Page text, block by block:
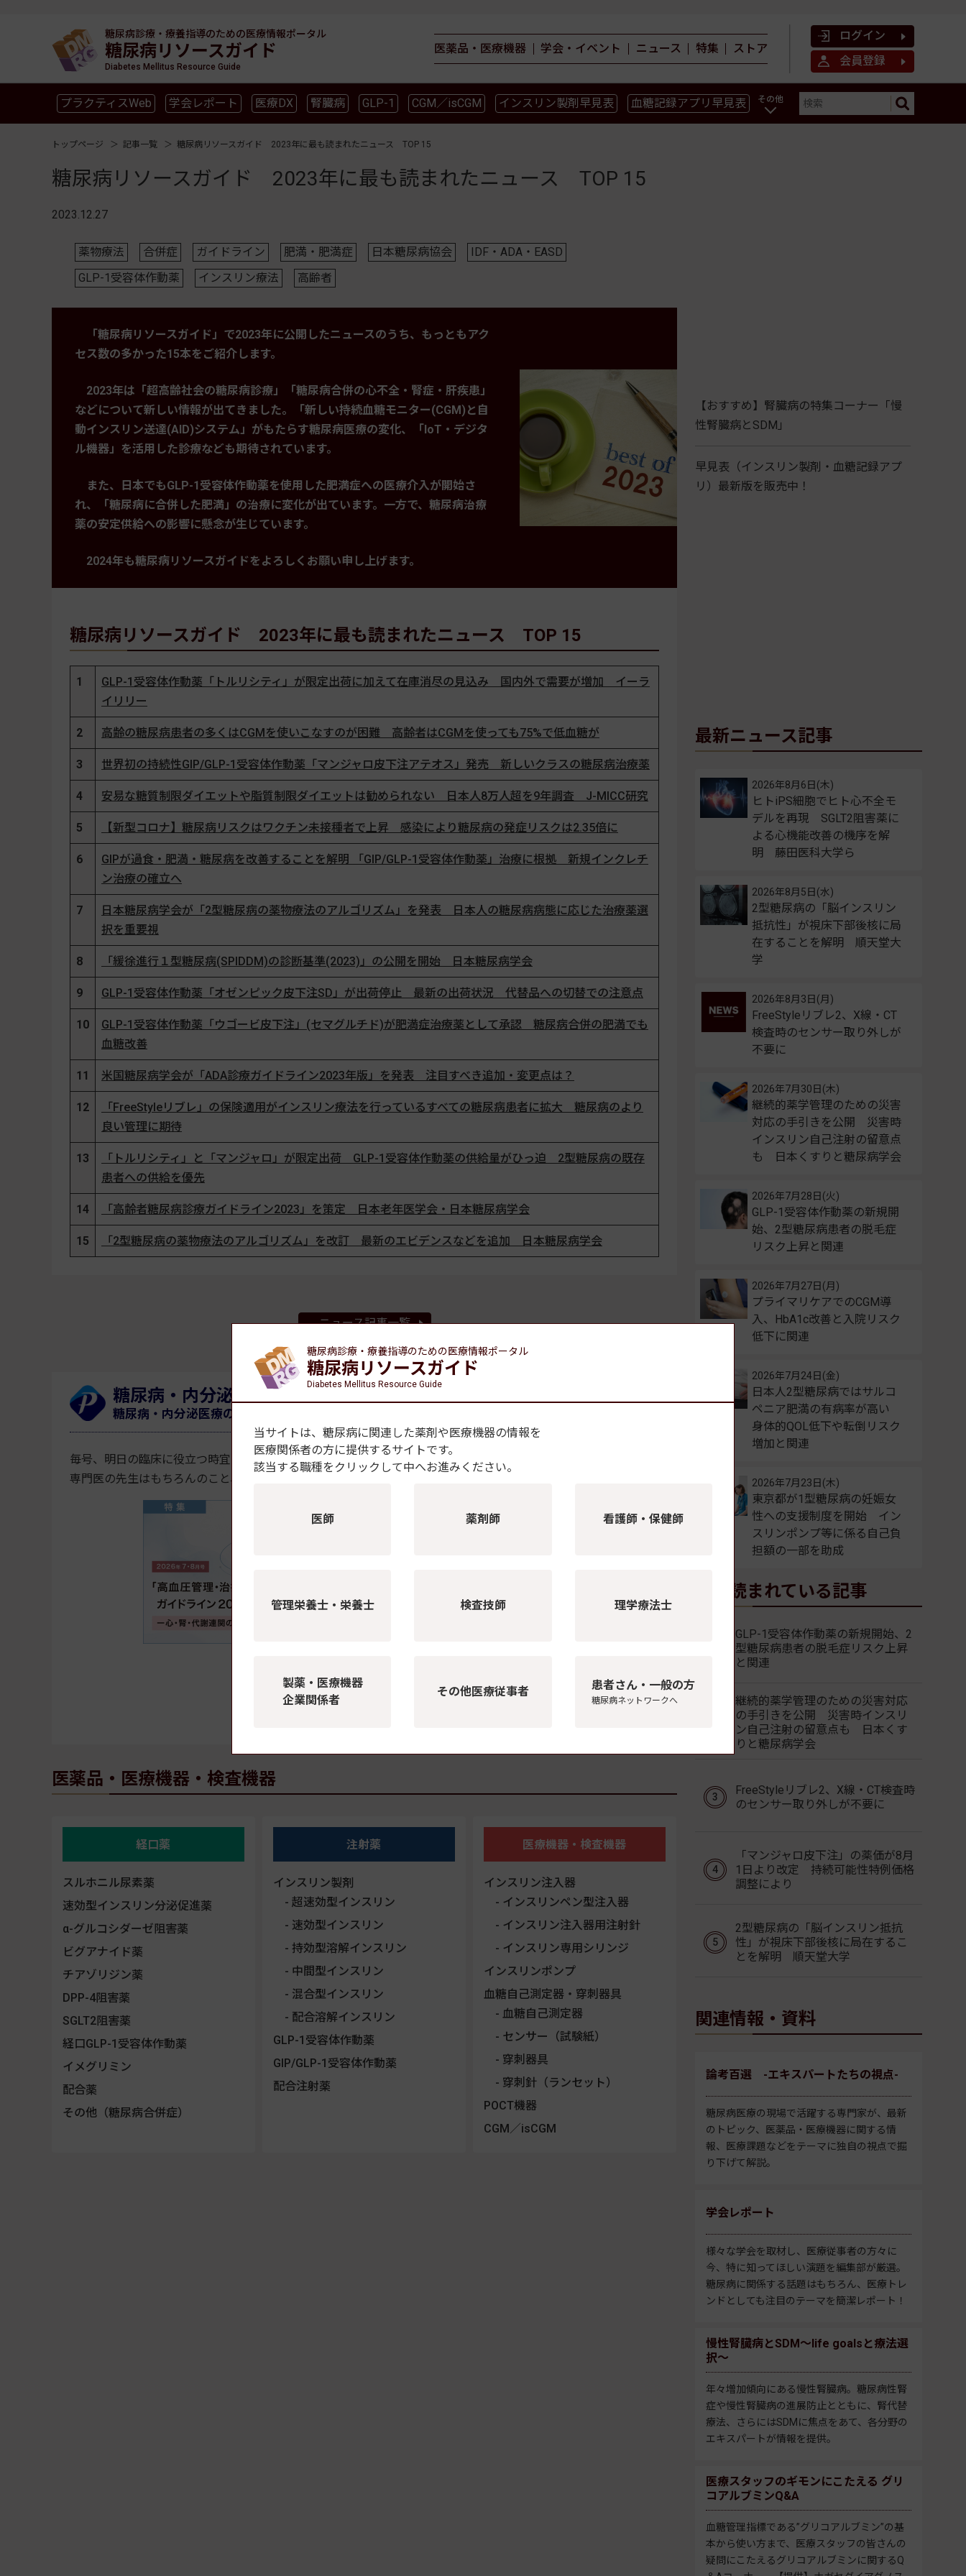
糖尿病診療・療養指導のための医療情報ポータル
糖尿病リソースガイド
Diabetes Mellitus Resource Guide
医薬品・医療機器 学会・イベント ニュース 特集 ストア
ログイン
会員登録
プラクティスWeb 学会レポート 医療DX 腎臓病 GLP-1 CGM／isCGM インスリン製剤早見表 血糖記録アプリ早見表 その他
トップページ 記事一覧 糖尿病リソースガイド 2023年に最も読まれたニュース TOP 15
糖尿病リソースガイド 2023年に最も読まれたニュース TOP 15
2023.12.27
薬物療法 合併症 ガイドライン 肥満・肥満症 日本糖尿病協会
IDF・ADA・EASD
GLP-1受容体作動薬
インスリン療法 高齢者
「糖尿病リソースガイド」で2023年に公開したニュースのうち、もっともアク
セス数の多かった15本をご紹介します。
2023年は「超高齢社会の糖尿病診療」「糖尿病合併の心不全・腎症・肝疾患」
などについて新しい情報が出てきました。「新しい持続血糖モニター(CGM)と自
動インスリン送達(AID)システム」がもたらす糖尿病医療の変化、「IoT・デジタ
ル機器」を活用した診療なども期待されています。
また、日本でもGLP-1受容体作動薬を使用した肥満症への医療介入が開始さ
れ、「糖尿病に合併した肥満」の治療に変化が出ています。一方で、糖尿病治療
薬の安定供給への影響に懸念が生じています。
2024年も糖尿病リソースガイドをよろしくお願い申し上げます。
糖尿病リソースガイド 2023年に最も読まれたニュース TOP 15
1
GLP-1受容体作動薬「トルリシティ」が限定出荷に加えて在庫消尽の見込み 国内外で需要が増加 イーラ
イリリー
2 高齢の糖尿病患者の多くはCGMを使いこなすのが困難 高齢者はCGMを使っても75%で低血糖が
3 世界初の持続性GIP/GLP-1受容体作動薬「マンジャロ皮下注アテオス」発売 新しいクラスの糖尿病治療薬
4 安易な糖質制限ダイエットや脂質制限ダイエットは勧められない 日本人8万人超を9年調査 J-MICC研究
5 【新型コロナ】糖尿病リスクはワクチン未接種者で上昇 感染により糖尿病の発症リスクは2.35倍に
6
GIPが過食・肥満・糖尿病を改善することを解明 「GIP/GLP-1受容体作動薬」治療に根拠 新規インクレチ
ン治療の確立へ
7
日本糖尿病学会が「2型糖尿病の薬物療法のアルゴリズム」を発表 日本人の糖尿病病態に応じた治療薬選
択を重要視
8 「緩徐進行１型糖尿病(SPIDDM)の診断基準(2023)」の公開を開始 日本糖尿病学会
9 GLP-1受容体作動薬「オゼンピック皮下注SD」が出荷停止 最新の出荷状況 代替品への切替での注意点
10
GLP-1受容体作動薬「ウゴービ皮下注」(セマグルチド)が肥満症治療薬として承認 糖尿病合併の肥満でも
血糖改善
11 米国糖尿病学会が「ADA診療ガイドライン2023年版」を発表 注目すべき追加・変更点は？
12
「FreeStyleリブレ」の保険適用がインスリン療法を行っているすべての糖尿病患者に拡大 糖尿病のより
良い管理に期待
13
「トルリシティ」と「マンジャロ」が限定出荷 GLP-1受容体作動薬の供給量がひっ迫 2型糖尿病の既存
患者への供給を優先
14 「高齢者糖尿病診療ガイドライン2023」を策定 日本老年医学会・日本糖尿病学会
15 「2型糖尿病の薬物療法のアルゴリズム」を改訂 最新のエビデンスなどを追加 日本糖尿病学会
ニュース記事一覧
糖尿病・内分泌プラクティスWeb
糖尿病・内分泌医療の臨床現場をリードする電子ジャーナル
毎号、明日の臨床に役立つ時宜を捉えたテーマを取り上げ、各分野のエキスパートが徹底解説。
専門医の先生はもちろんのこと、これから専門医を目指される先生まで、ぜひアップデートにお役立てください。
糖尿病・内分泌プラクティスWeb
医薬品・医療機器・検査機器
経口薬
スルホニル尿素薬
速効型インスリン分泌促進薬
α-グルコシダーゼ阻害薬
ビグアナイド薬
チアゾリジン薬
DPP-4阻害薬
SGLT2阻害薬
経口GLP-1受容体作動薬
イメグリミン
配合薬
その他（糖尿病合併症）
注射薬
インスリン製剤
超速効型インスリン
速効型インスリン
持効型溶解インスリン
中間型インスリン
混合型インスリン
配合溶解インスリン
GLP-1受容体作動薬
GIP/GLP-1受容体作動薬
配合注射薬
医療機器・検査機器
インスリン注入器
インスリンペン型注入器
インスリン注入器用注射針
インスリン専用シリンジ
インスリンポンプ
血糖自己測定器・穿刺器具
血糖自己測定器
センサー（試験紙）
穿刺器具
穿刺針（ランセット）
POCT機器
CGM／isCGM
【おすすめ】腎臓病の特集コーナー「慢
性腎臓病とSDM」
早見表（インスリン製剤・血糖記録アプ
リ）最新版を販売中！
最新ニュース記事
ヒトiPS細胞でヒト心不全モ
デルを再現 SGLT2阻害薬に
よる心機能改善の機序を解
明 藤田医科大学ら
2026年8月6日(木)
2型糖尿病の「脳インスリン
抵抗性」が視床下部後核に局
在することを解明 順天堂大
学
2026年8月5日(水)
FreeStyleリブレ2、X線・CT
検査時のセンサー取り外しが
不要に
2026年8月3日(月)
継続的薬学管理のための災害
対応の手引きを公開 災害時
インスリン自己注射の留意点
も 日本くすりと糖尿病学会
2026年7月30日(木)
GLP-1受容体作動薬の新規開
始、2型糖尿病患者の脱毛症
リスク上昇と関連
2026年7月28日(火)
プライマリケアでのCGM導
入、HbA1c改善と入院リスク
低下に関連
2026年7月27日(月)
日本人2型糖尿病ではサルコ
ペニア肥満の有病率が高い
身体的QOL低下や転倒リスク
増加と関連
2026年7月24日(金)
東京都が1型糖尿病の妊娠女
性への支援制度を開始 イン
スリンポンプ等に係る自己負
担額の一部を助成
2026年7月23日(木)
よく読まれている記事
GLP-1受容体作動薬の新規開始、2
型糖尿病患者の脱毛症リスク上昇
と関連
継続的薬学管理のための災害対応
の手引きを公開 災害時インスリ
ン自己注射の留意点も 日本くす
りと糖尿病学会
FreeStyleリブレ2、X線・CT検査時
のセンサー取り外しが不要に
「マンジャロ皮下注」の薬価が8月
1日より改定 持続可能性特例価格
調整により
2型糖尿病の「脳インスリン抵抗
性」が視床下部後核に局在するこ
とを解明 順天堂大学
関連情報・資料
論考百選 -エキスパートたちの視点-
糖尿病医療の現場で活躍する専門家が、最新
のトピック、医薬品・医療機器に関する情
報、医療課題などをテーマに独自の視点で掘
り下げて解説。
学会レポート
様々な学会を取材し、医療従事者の方々に
今、特に知ってほしい演題を編集部が厳選。
糖尿病に関係する話題はもちろん、医療トレ
ンドとしても注目のテーマを簡潔レポート！
慢性腎臓病とSDM～life goalsと療法選
択～
年々増加傾向にある慢性腎臓病。糖尿病性腎
症や慢性腎臓病の進展防止とともに、腎代替
療法、さらにはSDMに焦点をあて、各分野の
エキスパートが情報を提供。
医療スタッフのギモンにこたえる グリ
コアルブミンQ&A
血糖管理指標である”グリコアルブミン”の基
本から使い方まで、医療スタッフの皆さんの
疑問にこたえるグリコアルブミンに関するQ
糖尿病診療・療養指導のための医療情報ポータル
糖尿病リソースガイド
Diabetes Mellitus Resource Guide
当サイトは、糖尿病に関連した薬剤や医療機器の情報を
医療関係者の方に提供するサイトです。
該当する職種をクリックして中へお進みください。
医師 薬剤師 看護師・保健師
管理栄養士・栄養士 検査技師 理学療法士
製薬・医療機器
企業関係者
その他医療従事者 患者さん・一般の方
糖尿病ネットワークへ